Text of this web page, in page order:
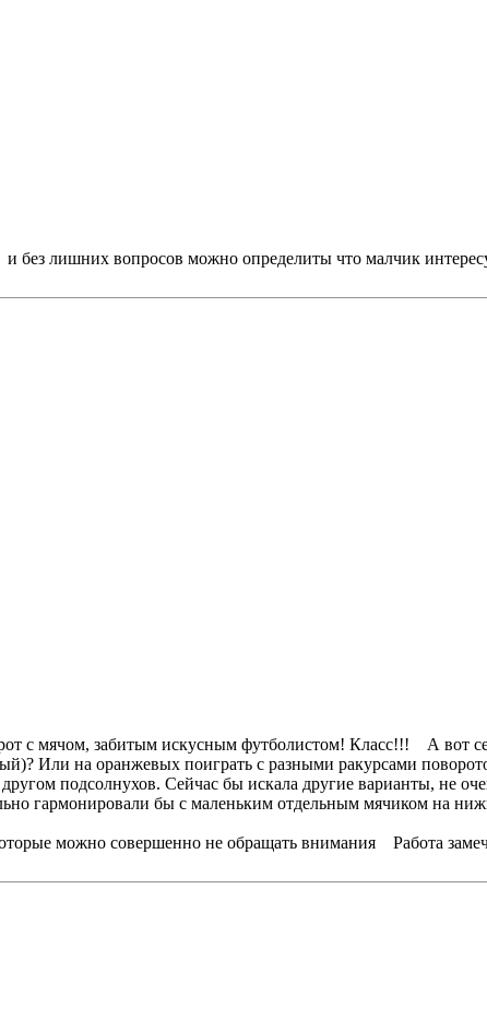
и без лишних вопросов можно определиты что малчик
с мячом, забитым искусным футболистом! Класс!!! А вот
Или на оранжевых поиграть с разными ракурсами
подсолнухов. Сейчас бы искала другие варианты, не
гармонировали бы с маленьким отдельным мячиком на
можно совершенно не обращать внимания Работа